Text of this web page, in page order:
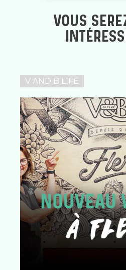
VOUS
V AND B LIFE